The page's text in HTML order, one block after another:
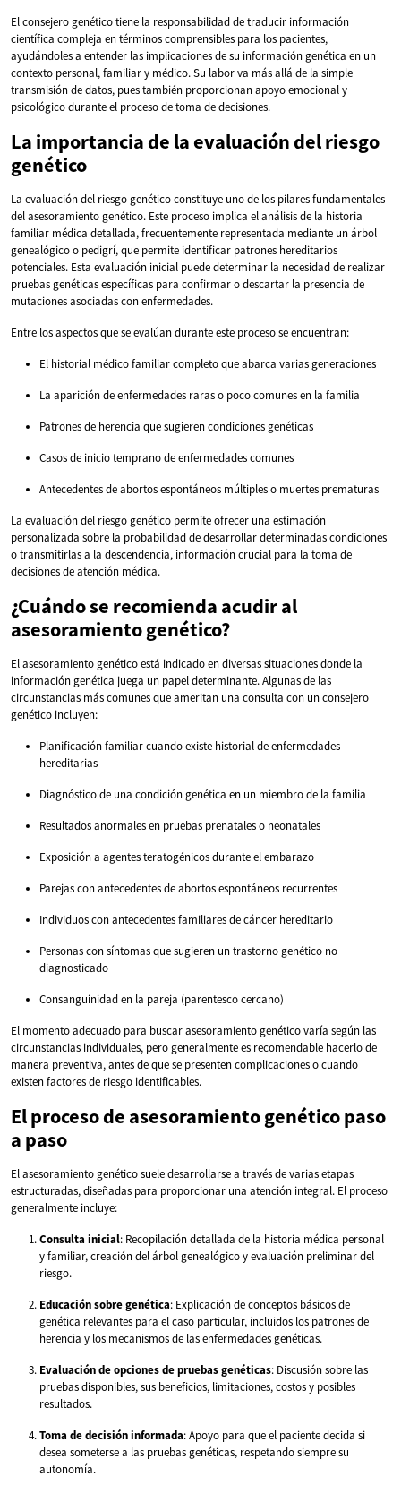
El consejero genético tiene la responsabilidad de traducir información
científica compleja en términos comprensibles para los pacientes,
ayudándoles a entender las implicaciones de su información genética en un
contexto personal, familiar y médico. Su labor va más allá de la simple
transmisión de datos, pues también proporcionan apoyo emocional y
psicológico durante el proceso de toma de decisiones.
La importancia de la evaluación del riesgo
genético
La evaluación del riesgo genético constituye uno de los pilares fundamentales
del asesoramiento genético. Este proceso implica el análisis de la historia
familiar médica detallada, frecuentemente representada mediante un árbol
genealógico o pedigrí, que permite identificar patrones hereditarios
potenciales. Esta evaluación inicial puede determinar la necesidad de realizar
pruebas genéticas específicas para confirmar o descartar la presencia de
mutaciones asociadas con enfermedades.
Entre los aspectos que se evalúan durante este proceso se encuentran:
El historial médico familiar completo que abarca varias generaciones
La aparición de enfermedades raras o poco comunes en la familia
Patrones de herencia que sugieren condiciones genéticas
Casos de inicio temprano de enfermedades comunes
Antecedentes de abortos espontáneos múltiples o muertes prematuras
La evaluación del riesgo genético permite ofrecer una estimación
personalizada sobre la probabilidad de desarrollar determinadas condiciones
o transmitirlas a la descendencia, información crucial para la toma de
decisiones de atención médica.
¿Cuándo se recomienda acudir al
asesoramiento genético?
El asesoramiento genético está indicado en diversas situaciones donde la
información genética juega un papel determinante. Algunas de las
circunstancias más comunes que ameritan una consulta con un consejero
genético incluyen:
Planificación familiar cuando existe historial de enfermedades
hereditarias
Diagnóstico de una condición genética en un miembro de la familia
Resultados anormales en pruebas prenatales o neonatales
Exposición a agentes teratogénicos durante el embarazo
Parejas con antecedentes de abortos espontáneos recurrentes
Individuos con antecedentes familiares de cáncer hereditario
Personas con síntomas que sugieren un trastorno genético no
diagnosticado
Consanguinidad en la pareja (parentesco cercano)
El momento adecuado para buscar asesoramiento genético varía según las
circunstancias individuales, pero generalmente es recomendable hacerlo de
manera preventiva, antes de que se presenten complicaciones o cuando
existen factores de riesgo identificables.
El proceso de asesoramiento genético paso
a paso
El asesoramiento genético suele desarrollarse a través de varias etapas
estructuradas, diseñadas para proporcionar una atención integral. El proceso
generalmente incluye:
Consulta inicial: Recopilación detallada de la historia médica personal
y familiar, creación del árbol genealógico y evaluación preliminar del
riesgo.
Educación sobre genética: Explicación de conceptos básicos de
genética relevantes para el caso particular, incluidos los patrones de
herencia y los mecanismos de las enfermedades genéticas.
Evaluación de opciones de pruebas genéticas: Discusión sobre las
pruebas disponibles, sus beneficios, limitaciones, costos y posibles
resultados.
Toma de decisión informada: Apoyo para que el paciente decida si
desea someterse a las pruebas genéticas, respetando siempre su
autonomía.